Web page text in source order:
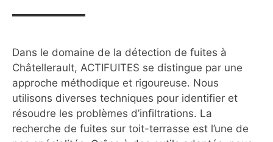
Dans le domaine de la détection de fuites à
Châtellerault, ACTIFUITES se distingue par une
approche méthodique et rigoureuse. Nous
utilisons diverses techniques pour identifier et
résoudre les problèmes d’infiltrations. La
recherche de fuites sur toit-terrasse est l’une de